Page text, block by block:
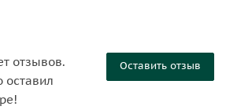
Оставить отзыв
отзывов.
оставил